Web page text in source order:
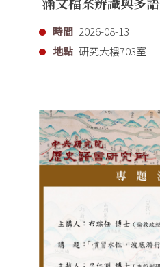
時間 2026-08-13
地點 研究大樓703室